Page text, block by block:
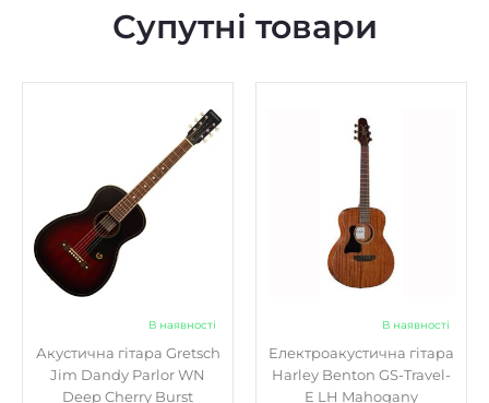
Jim Dandy Parlor WN
Deep Cherry Burst
15050₴
Купити
Harley Benton GS-Travel-
E LH Mahogany
9999
Купити